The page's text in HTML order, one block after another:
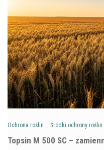
Ochrona roślin Środki ochrony roślin
Topsin M 500 SC –